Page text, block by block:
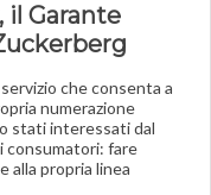
il Garante
che consenta a
numerazione
stati interessati dal
consumatori: fare
alla propria linea